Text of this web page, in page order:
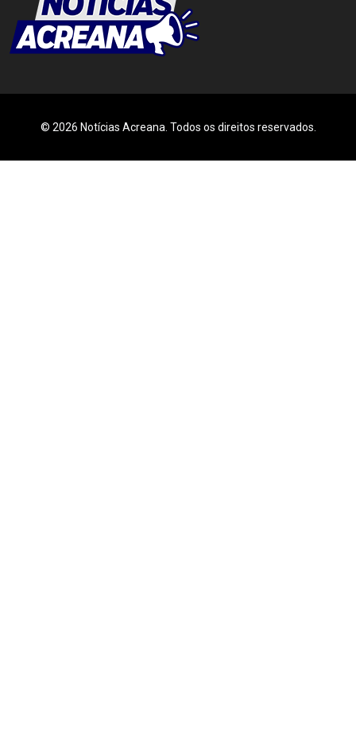
© 2026 Notícias Acreana. Todos os direitos reservados.